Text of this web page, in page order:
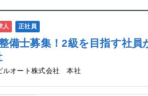
人 正社員
備士募集！2級を目指す社
ルオート株式会社 本社